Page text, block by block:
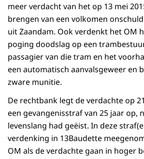
meer verdacht van het op 13 mei
brengen van een volkomen
uit Zaandam. Ook verdenkt het OM
poging doodslag op een
passagier van die tram en het
een automatisch aanvalsgeweer en
zware munitie.
De rechtbank legt de verdachte op
een gevangenisstraf van 25 jaar op,
levenslang had geëist. In deze
verdenking in 13Baudette
OM als de verdachte gaan in hoger